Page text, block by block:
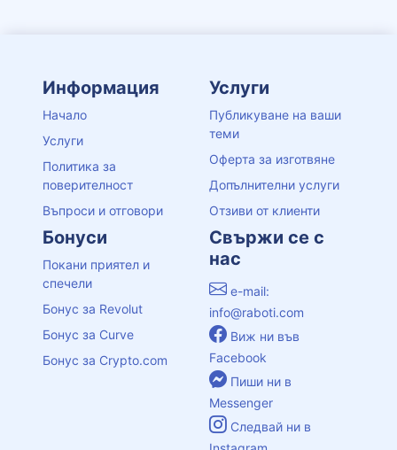
Информация
Начало
Услуги
Политика за
поверителност
Въпроси и отговори
Услуги
Публикуване на ваши
теми
Оферта за изготвяне
Допълнителни услуги
Отзиви от клиенти
Бонуси
Покани приятел и
спечели
Бонус за Revolut
Бонус за Curve
Бонус за Crypto.com
Свържи се с
нас
e-mail:
info@raboti.com
Виж ни във
Facebook
Пиши ни в
Messenger
Следвай ни в